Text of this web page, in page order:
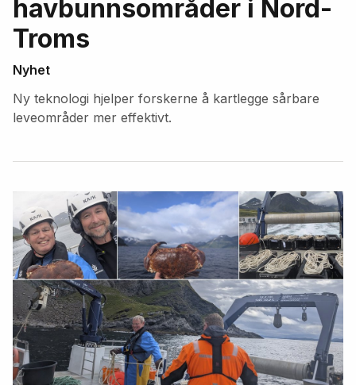
havbunnsområder i Nord-
Troms
Nyhet
Ny teknologi hjelper forskerne å kartlegge sårbare
leveområder mer effektivt.